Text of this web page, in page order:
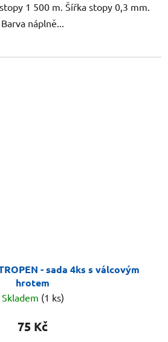
1 500 m. Šířka stopy 0,3 mm.
Barva náplně...
- sada 4ks s válcovým
hrotem
Skladem (1 ks)
75 Kč